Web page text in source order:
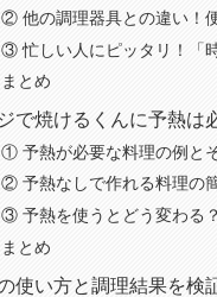
② 他の調理器具との違い！
③ 忙しい人にピッタリ！「
まとめ
で焼けるくんに予熱は
① 予熱が必要な料理の例と
② 予熱なしで作れる料理の
③ 予熱を使うとどう変わる
まとめ
使い方と調理結果を検